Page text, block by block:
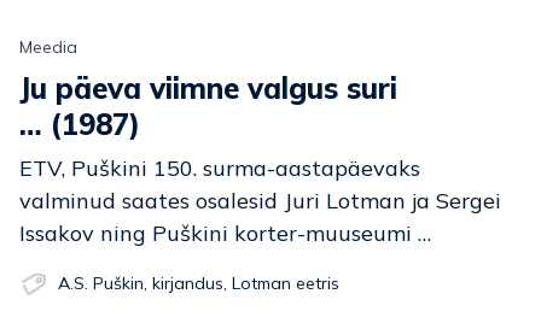
Meedia
Ju päeva viimne valgus suri
… (1987)
ETV, Puškini 150. surma-aastapäevaks
valminud saates osalesid Juri Lotman ja Sergei
Issakov ning Puškini korter-muuseumi …
A.S. Puškin, kirjandus, Lotman eetris